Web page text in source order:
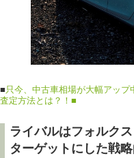
■只今、中古車相場が大幅アッ
査定方法とは？！■
ライバルはフォルク
ターゲットにした戦